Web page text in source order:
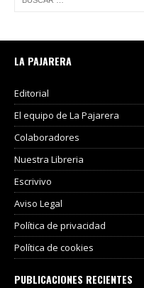
LA PAJARERA
Editorial
El equipo de La Pajarera
Colaboradores
Nuestra Libreria
Escrivivo
Aviso Legal
Política de privacidad
Política de cookies
PUBLICACIONES RECIENTES